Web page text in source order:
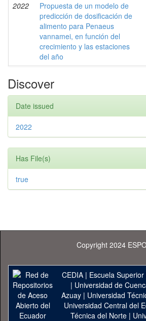
2022
Propuesta de un modelo de
predicción de dosificación de
alimento para Penaeus
vannamei, en función del
crecimiento y las estaciones
del año
Discover
Date issued
2022
Has File(s)
true
Copyright 2024
CEDIA| Escuela
| Universidad de
Azuay| Universidad
Universidad Central del
Técnica del Norte |